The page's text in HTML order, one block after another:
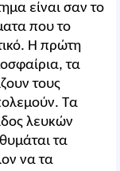
είναι σαν το
που το
Η πρώτη
τα
τους
Τα
λευκών
τα
να τα